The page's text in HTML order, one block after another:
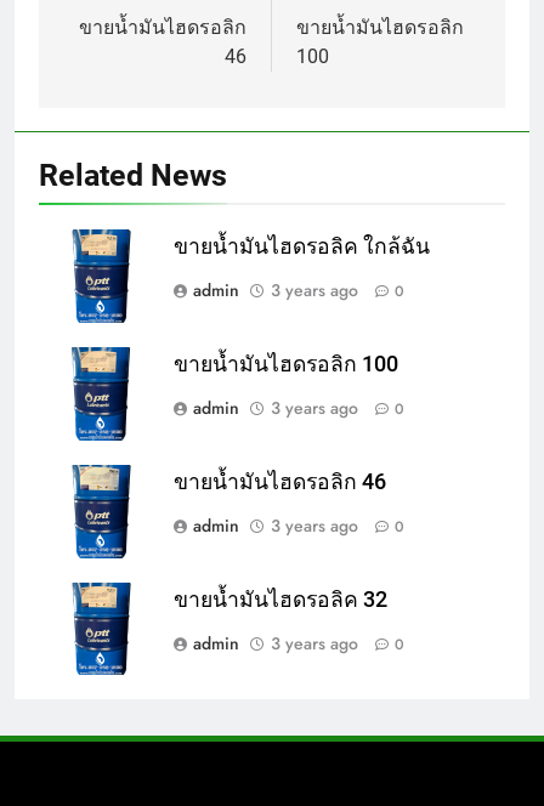
navigation
ขายน้ำมันไฮดรอลิก
46
ขายน้ำมันไฮดรอลิก
100
Related News
ขายน้ำมันไฮดรอลิค ใกล้ฉัน
admin
3 years ago 0
ขายน้ำมันไฮดรอลิก 100
admin
3 years ago 0
ขายน้ำมันไฮดรอลิก 46
admin
3 years ago 0
ขายน้ำมันไฮดรอลิค 32
admin
3 years ago 0